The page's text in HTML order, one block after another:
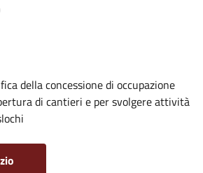
della concessione di occupazione
di cantieri e per svolgere attività